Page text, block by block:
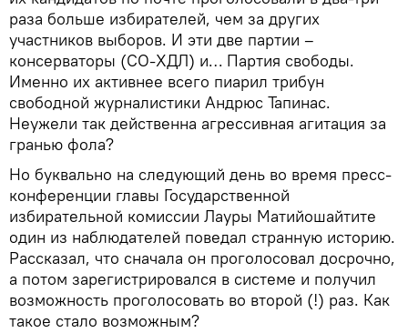
раза больше избирателей, чем за других
участников выборов. И эти две партии –
консерваторы (СО-ХДЛ) и… Партия свободы.
Именно их активнее всего пиарил трибун
свободной журналистики Андрюс Тапинас.
Неужели так действенна агрессивная агитация за
гранью фола?
Но буквально на следующий день во время пресс-
конференции главы Государственной
избирательной комиссии Лауры Матийошайтите
один из наблюдателей поведал странную историю.
Рассказал, что сначала он проголосовал досрочно,
а потом зарегистрировался в системе и получил
возможность проголосовать во второй (!) раз. Как
такое стало возможным?